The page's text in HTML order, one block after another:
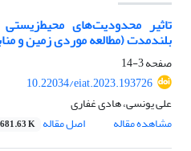
تاثیر محدودیت‌های
بلندمدت (مطالعه موردی زمین و
صفحه3-14
10.22034/eiat.2023.193726
علی یونسی، هادی غفاری
مشاهده مقاله
اصل مقاله 681.63 K